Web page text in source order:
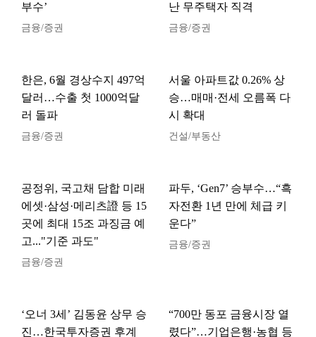
부수’
금융/증권
난 무주택자 직격
금융/증권
한은, 6월 경상수지 497억
달러…수출 첫 1000억달
러 돌파
금융/증권
서울 아파트값 0.26% 상
승…매매·전세 오름폭 다
시 확대
건설/부동산
공정위, 국고채 담합 미래
에셋·삼성·메리츠證 등 15
곳에 최대 15조 과징금 예
고..."기준 과도"
금융/증권
파두, ‘Gen7’ 승부수…“흑
자전환 1년 만에 체급 키
운다”
금융/증권
‘오너 3세’ 김동윤 상무 승
진…한국투자증권 후계
“700만 동포 금융시장 열
렸다”…기업은행·농협 등